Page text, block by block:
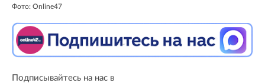
Фото: Online47
Подписывайтесь на нас в